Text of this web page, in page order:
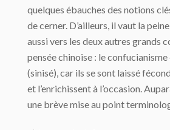
quelques ébauches des notions
de cerner. D’ailleurs, il vaut la
aussi vers les deux autres grands
pensée chinoise : le
(sinisé), car ils se sont laissé
et l’enrichissent à l’occasion.
une brève mise au point